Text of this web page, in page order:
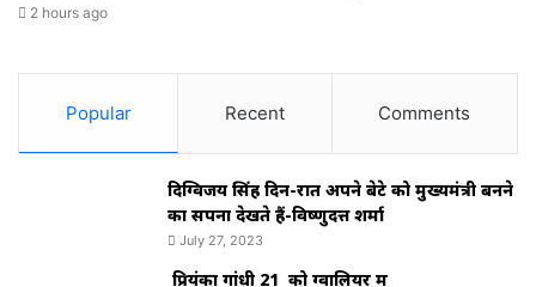
2 hours ago
Popular Recent Comments
दिग्विजय सिंह दिन-रात अपने बेटे को मुख्यमंत्री बनने
का सपना देखते हैं-विष्णुदत्त शर्मा
July 27, 2023
प्रियंका गांधी 21 को ग्वालियर में